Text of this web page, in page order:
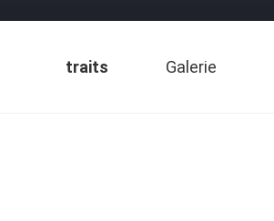
traits Galerie